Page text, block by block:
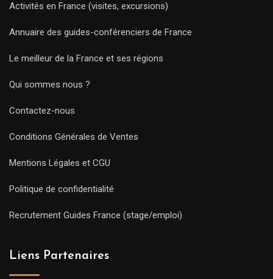
Activités en France (visites, excursions)
Annuaire des guides-conférenciers de France
Le meilleur de la France et ses régions
Qui sommes nous ?
Contactez-nous
Conditions Générales de Ventes
Mentions Légales et CGU
Politique de confidentialité
Recrutement Guides France (stage/emploi)
Liens Partenaires